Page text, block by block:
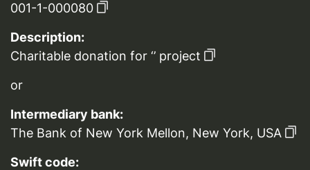
001-1-000080
Description:
Charitable donation for ‘’ project
or
Intermediary bank:
The Bank of New York Mellon, New York, USA
Swift code: